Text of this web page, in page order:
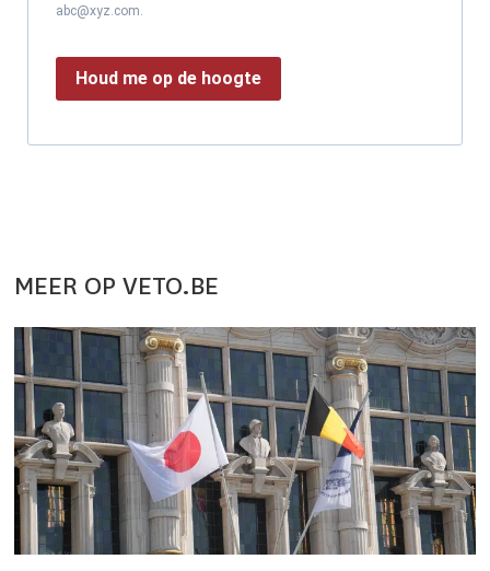
abc@xyz.com.
Houd me op de hoogte
MEER OP VETO.BE